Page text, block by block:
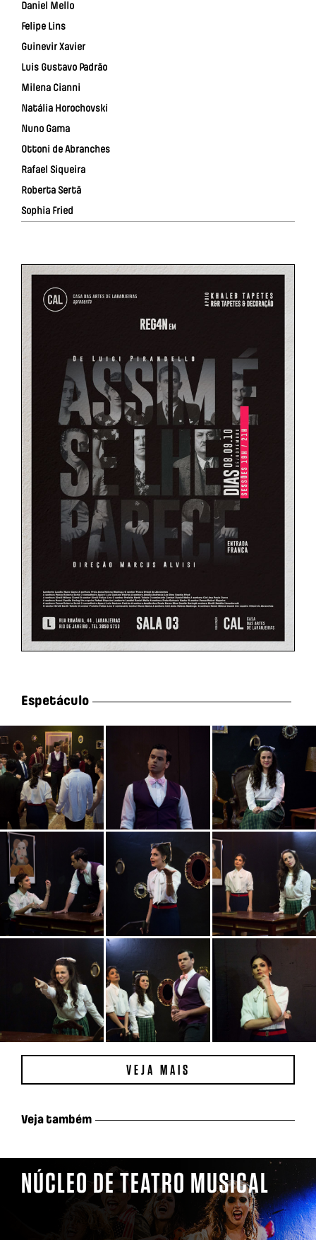
Daniel Mello
Felipe Lins
Guinevir Xavier
Luis Gustavo Padrão
Milena Cianni
Natália Horochovski
Nuno Gama
Ottoni de Abranches
Rafael Siqueira
Roberta Sertã
Sophia Fried
Espetáculo
VEJA MAIS
Veja também
NÚCLEO DE TEATRO MUSICAL